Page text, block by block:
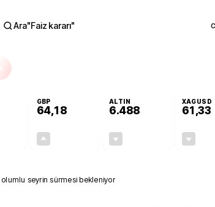
Ara"Faiz kararı"
GBP
64,18
ALTIN
6.488
XAGUSD
61,33
seyrin sürmesi bekleniyor